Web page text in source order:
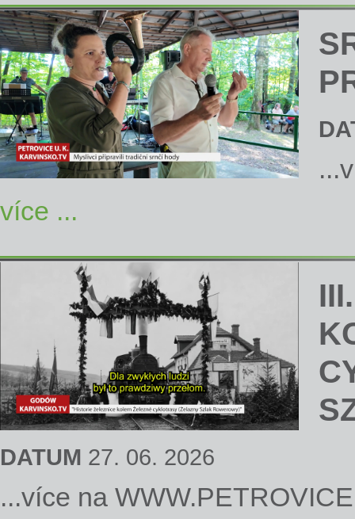
více ...
DATUM 27. 06. 2026
...více na